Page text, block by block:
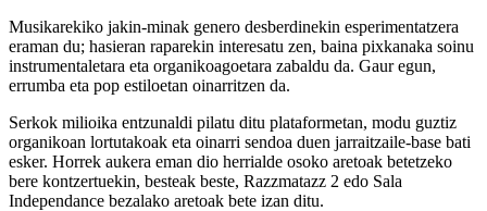
Musikarekiko jakin-minak genero desberdinekin esperimentatzera
eraman du; hasieran raparekin interesatu zen, baina pixkanaka soinu
instrumentaletara eta organikoagoetara zabaldu da. Gaur egun,
errumba eta pop estiloetan oinarritzen da.
Serkok milioika entzunaldi pilatu ditu plataformetan, modu guztiz
organikoan lortutakoak eta oinarri sendoa duen jarraitzaile-base bati
esker. Horrek aukera eman dio herrialde osoko aretoak betetzeko
bere kontzertuekin, besteak beste, Razzmatazz 2 edo Sala
Independance bezalako aretoak bete izan ditu.